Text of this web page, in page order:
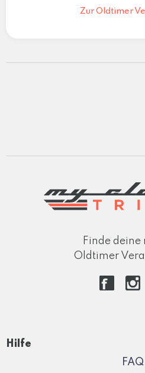
Zur Oldtimer
Finde deine
Oldtimer
Hilfe
FAQ